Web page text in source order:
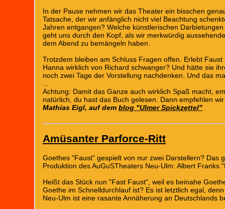
In der Pause nehmen wir das Theater ein bisschen
Tatsache, der wir anfänglich nicht viel Beachtung
Jahren entgangen? Welche künstlerischen
geht uns durch den Kopf, als wir merkwürdig
dem Abend zu bemängeln haben.
Trotzdem bleiben am Schluss Fragen offen. Erlebt
Hanna wirklich von Richard schwanger? Und hätte sie
noch zwei Tage der Vorstellung nachdenken. Und das
Achtung: Damit das Ganze auch wirklich Spaß macht,
natürlich, du hast das Buch gelesen. Dann empfehlen
Mathias Eigl, auf dem blog "Ulmer Spickzettel"
Amüsanter Parforce-Ritt
Goethes "Faust" gespielt von nur zwei Darstellern? Das
Produktion des AuGuSTheaters Neu-Ulm: Albert Franks
Heißt das Stück nun "Fast Faust", weil es beinahe
Goethe im Schnelldurchlauf ist? Es ist letztlich egal,
Neu-Ulm ist eine rasante Annäherung an Deutschlands